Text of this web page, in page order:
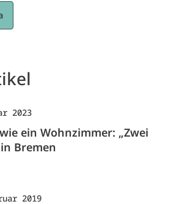
2023
ein Wohnzimmer: „Zwei
Bremen
2019